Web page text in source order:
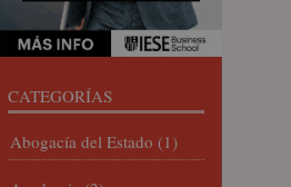
CATEGORÍAS
Abogacía del Estado (1)